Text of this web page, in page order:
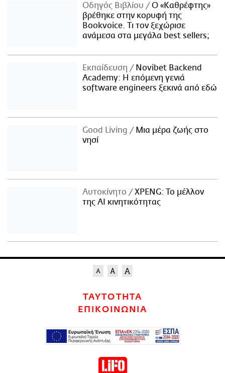
Οδηγός Βιβλίου
Ο «Καθρέφτης»
βρέθηκε στην κορυφή της
Bookvoice. Τι τον ξεχώρισε
ανάμεσα στα μεγάλα best sellers;
Εκπαίδευση
Novibet Backend
Academy: Η επόμενη γενιά
software engineers ξεκινά από εδώ
Good Living
Μια μέρα ζωής στο
νησί
Αυτοκίνητο
XPENG: Το μέλλον
της AI κινητικότητας
ΤΑΥΤΟΤΗΤΑ
ΕΠΙΚΟΙΝΩΝΙΑ